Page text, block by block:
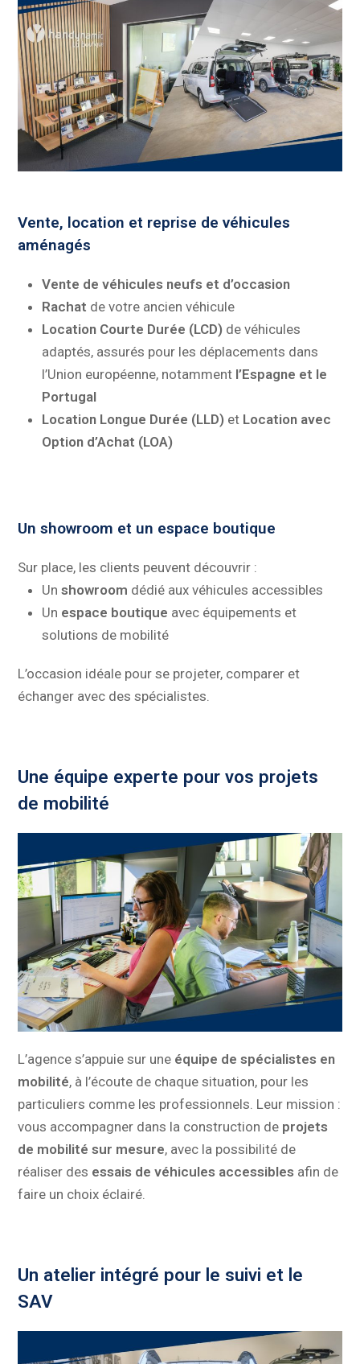
Vente, location et reprise de véhicules
aménagés
Vente de véhicules neufs et d’occasion
Rachat de votre ancien véhicule
Location Courte Durée (LCD) de véhicules
adaptés, assurés pour les déplacements dans
l’Union européenne, notamment l’Espagne et le
Portugal
Location Longue Durée (LLD) et Location avec
Option d’Achat (LOA)
Un showroom et un espace boutique
Sur place, les clients peuvent découvrir :
Unshowroom dédié aux véhicules accessibles
Un espace boutique avec équipements et
solutions de mobilité
L’occasion idéale pour se projeter, comparer et
échanger avec des spécialistes.
Une équipe experte pour vos projets
de mobilité
L’agence s’appuie sur une équipe de spécialistes en
mobilité, à l’écoute de chaque situation, pour les
particuliers comme les professionnels. Leur mission :
vous accompagner dans la construction de projets
de mobilité sur mesure, avec la possibilité de
réaliser des essais de véhicules accessibles afin de
faire un choix éclairé.
Un atelier intégré pour le suivi et le
SAV